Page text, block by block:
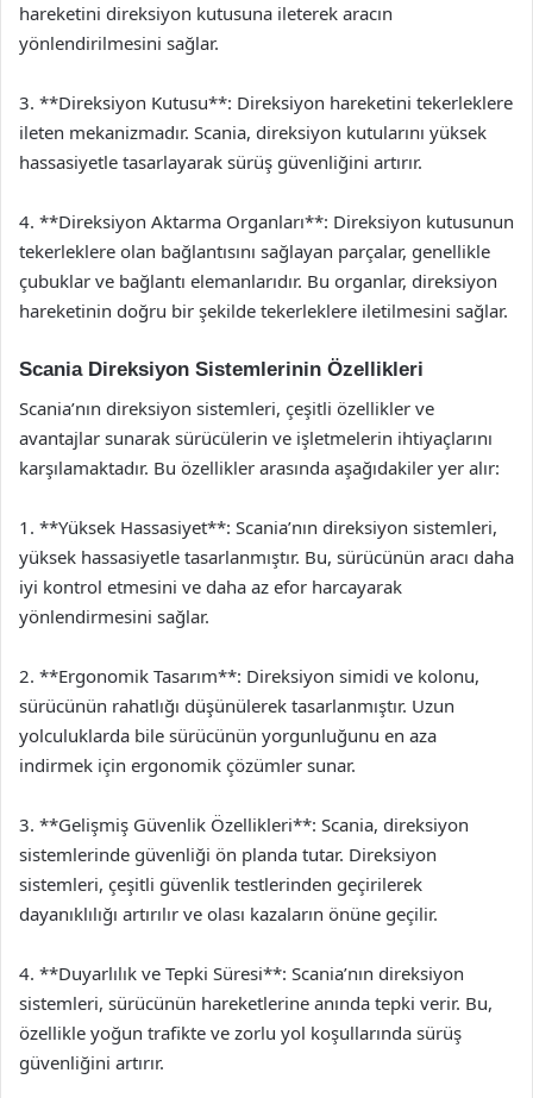
hareketini direksiyon kutusuna ileterek aracın
yönlendirilmesini sağlar.
3. **Direksiyon Kutusu**: Direksiyon hareketini tekerleklere
ileten mekanizmadır. Scania, direksiyon kutularını yüksek
hassasiyetle tasarlayarak sürüş güvenliğini artırır.
4. **Direksiyon Aktarma Organları**: Direksiyon kutusunun
tekerleklere olan bağlantısını sağlayan parçalar, genellikle
çubuklar ve bağlantı elemanlarıdır. Bu organlar, direksiyon
hareketinin doğru bir şekilde tekerleklere iletilmesini sağlar.
Scania Direksiyon Sistemlerinin Özellikleri
Scania’nın direksiyon sistemleri, çeşitli özellikler ve
avantajlar sunarak sürücülerin ve işletmelerin ihtiyaçlarını
karşılamaktadır. Bu özellikler arasında aşağıdakiler yer alır:
1. **Yüksek Hassasiyet**: Scania’nın direksiyon sistemleri,
yüksek hassasiyetle tasarlanmıştır. Bu, sürücünün aracı daha
iyi kontrol etmesini ve daha az efor harcayarak
yönlendirmesini sağlar.
2. **Ergonomik Tasarım**: Direksiyon simidi ve kolonu,
sürücünün rahatlığı düşünülerek tasarlanmıştır. Uzun
yolculuklarda bile sürücünün yorgunluğunu en aza
indirmek için ergonomik çözümler sunar.
3. **Gelişmiş Güvenlik Özellikleri**: Scania, direksiyon
sistemlerinde güvenliği ön planda tutar. Direksiyon
sistemleri, çeşitli güvenlik testlerinden geçirilerek
dayanıklılığı artırılır ve olası kazaların önüne geçilir.
4. **Duyarlılık ve Tepki Süresi**: Scania’nın direksiyon
sistemleri, sürücünün hareketlerine anında tepki verir. Bu,
özellikle yoğun trafikte ve zorlu yol koşullarında sürüş
güvenliğini artırır.